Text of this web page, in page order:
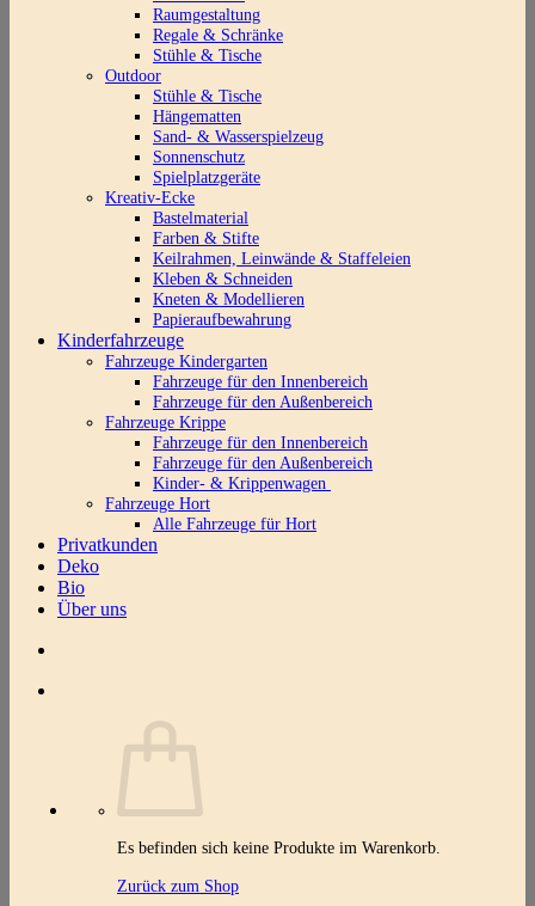
Raumgestaltung
Regale & Schränke
Stühle & Tische
Outdoor
Stühle & Tische
Hängematten
Sand- & Wasserspielzeug
Sonnenschutz
Spielplatzgeräte
Kreativ-Ecke
Bastelmaterial
Farben & Stifte
Keilrahmen, Leinwände & Staffeleien
Kleben & Schneiden
Kneten & Modellieren
Papieraufbewahrung
Kinderfahrzeuge
Fahrzeuge Kindergarten
Fahrzeuge für den Innenbereich
Fahrzeuge für den Außenbereich
Fahrzeuge Krippe
Fahrzeuge für den Innenbereich
Fahrzeuge für den Außenbereich
Kinder- & Krippenwagen
Fahrzeuge Hort
Alle Fahrzeuge für Hort
Privatkunden
Deko
Bio
Über uns
Es befinden sich keine Produkte im Warenkorb.
Zurück zum Shop